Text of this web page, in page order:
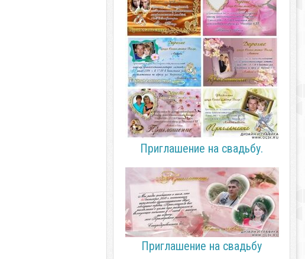
Приглашение на свадьбу.
Приглашение на свадьбу